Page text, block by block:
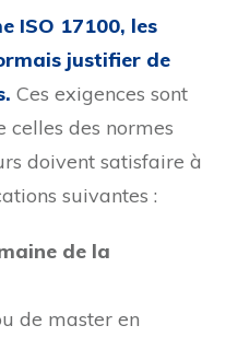
ISO 17100, les
justifier de
Ces exigences sont
celles des normes
doivent satisfaire à
suivantes :
de la
de master en